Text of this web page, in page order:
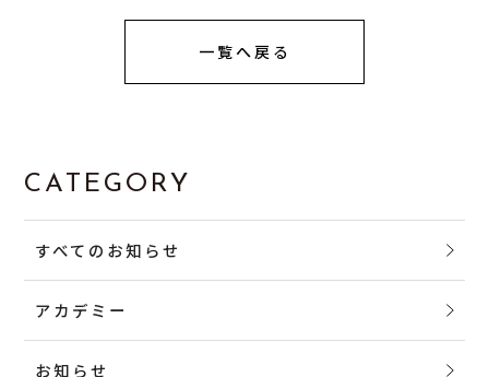
一覧へ戻る
CATEGORY
すべてのお知らせ
アカデミー
お知らせ